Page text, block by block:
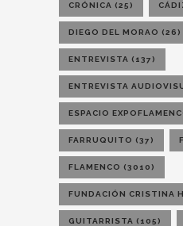
CRÓNICA (25)
DIEGO DEL MORAO (26)
ENTREVISTA (137)
ENTREVISTA
ESPACIO
FARRUQUITO (37)
FLAMENCO (3010)
FUNDACIÓN CRISTINA
GUITARRISTA (105)